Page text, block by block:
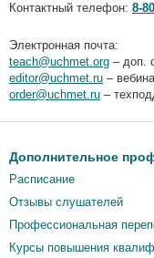
Контактный телефон: 8-
Электронная почта:
teach@uchmet.org – доп.
editor@uchmet.ru –
order@uchmet.ru –
Дополнительное
Расписание
Отзывы слушателей
Профессиональная
Курсы повышения